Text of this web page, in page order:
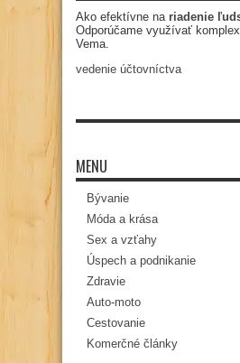
Ako efektívne na riadenie
Odporúčame využívať
Vema.
vedenie účtovníctva
MENU
Bývanie
Móda a krása
Sex a vzťahy
Úspech a podnikanie
Zdravie
Auto-moto
Cestovanie
Komerčné články